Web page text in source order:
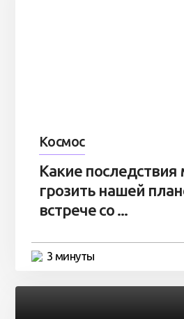
Космос
Какие последствия
грозить нашей
встрече со ...
3 минуты